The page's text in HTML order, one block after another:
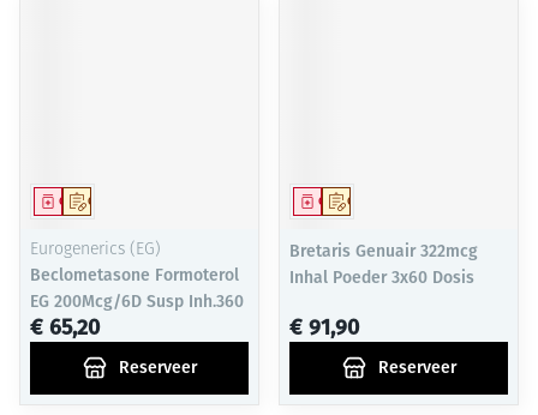
Op voorschrift
Geneesmiddel
Eurogenerics (EG)
Beclometasone Formoterol
EG 200Mcg/6D Susp Inh.360
€ 65,20
Reserveer
Op voorschrift
Geneesmiddel
Bretaris Genuair 322mcg
Inhal Poeder 3x60 Dosis
€ 91,90
Reserveer